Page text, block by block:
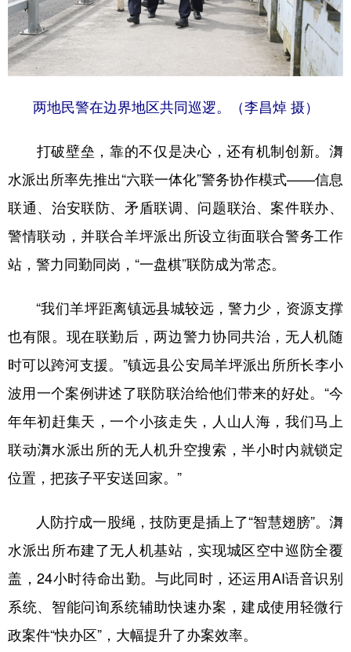
两地民警在边界地区共同巡逻。（李昌焯 摄）
打破壁垒，靠的不仅是决心，还有机制创新。㵲
水派出所率先推出“六联一体化”警务协作模式——信息
联通、治安联防、矛盾联调、问题联治、案件联办、
警情联动，并联合羊坪派出所设立街面联合警务工作
站，警力同勤同岗，“一盘棋”联防成为常态。
“我们羊坪距离镇远县城较远，警力少，资源支撑
也有限。现在联勤后，两边警力协同共治，无人机随
时可以跨河支援。”镇远县公安局羊坪派出所所长李小
波用一个案例讲述了联防联治给他们带来的好处。“今
年年初赶集天，一个小孩走失，人山人海，我们马上
联动㵲水派出所的无人机升空搜索，半小时内就锁定
位置，把孩子平安送回家。”
人防拧成一股绳，技防更是插上了“智慧翅膀”。㵲
水派出所布建了无人机基站，实现城区空中巡防全覆
盖，24小时待命出勤。与此同时，还运用AI语音识别
系统、智能问询系统辅助快速办案，建成使用轻微行
政案件“快办区”，大幅提升了办案效率。